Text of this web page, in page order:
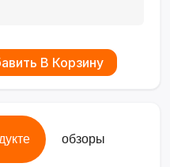
В Корзину
обзоры